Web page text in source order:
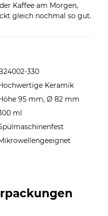
Kaffee am Morgen,
gleich nochmal so gut.
330
Keramik
95 mm, Ø 82 mm
ml